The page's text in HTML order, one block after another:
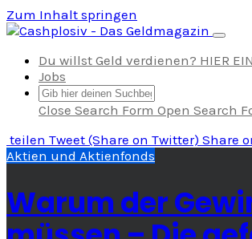
Zum Inhalt springen
Du willst Geld verdienen? HIER
Jobs
Close Search Form Open Search
teilen Tweet (Share on Twitter) Share
Aktien und Aktienfonds
Warum der